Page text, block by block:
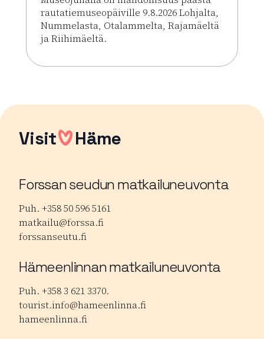
rautatiemuseopäiville 9.8.2026 Lohjalta,
Nummelasta, Otalammelta, Rajamäeltä
ja Riihimäeltä.
Lue lisää tapahtumasta Museojunalla Lohjalta
Visit Häme
Forssan seudun matkailuneuvonta
Puh. +358 50 596 5161
matkailu@forssa.fi
forssanseutu.fi
Hämeenlinnan matkailuneuvonta
Puh. +358 3 621 3370.
tourist.info@hameenlinna.fi
hameenlinna.fi